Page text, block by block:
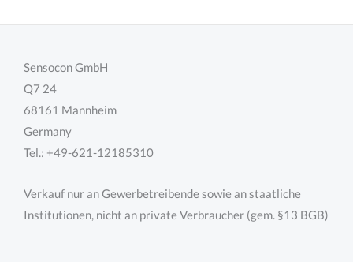
Sensocon GmbH
Q7 24
68161 Mannheim
Germany
Tel.: +49-621-12185310
Verkauf nur an Gewerbetreibende sowie an staatliche
Institutionen, nicht an private Verbraucher (gem. §13 BGB)